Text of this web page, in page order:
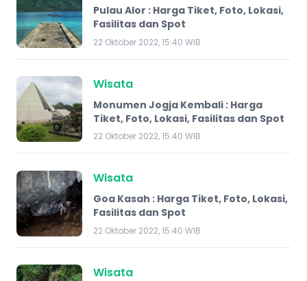
Pulau Alor : Harga Tiket, Foto, Lokasi,
Fasilitas dan Spot
22 Oktober 2022, 15:40 WIB
Wisata
Monumen Jogja Kembali : Harga
Tiket, Foto, Lokasi, Fasilitas dan Spot
22 Oktober 2022, 15:40 WIB
Wisata
Goa Kasah : Harga Tiket, Foto, Lokasi,
Fasilitas dan Spot
22 Oktober 2022, 15:40 WIB
Wisata